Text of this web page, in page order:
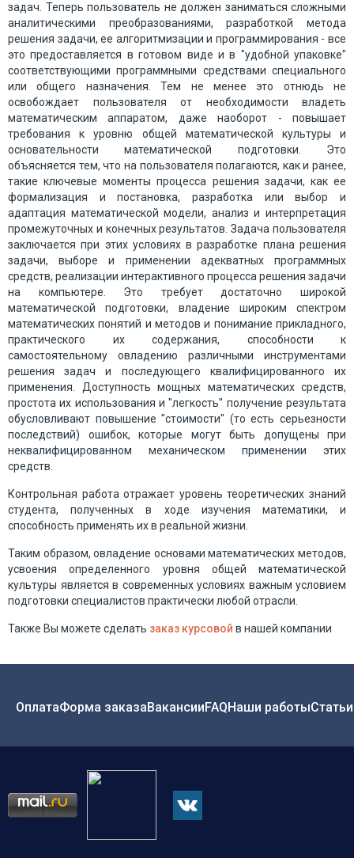
задач. Теперь пользователь не должен заниматься сложными
аналитическими преобразованиями, разработкой метода
решения задачи, ее алгоритмизации и программирования - все
это предоставляется в готовом виде и в "удобной упаковке"
соответствующими программными средствами специального
или общего назначения. Тем не менее это отнюдь не
освобождает пользователя от необходимости владеть
математическим аппаратом, даже наоборот - повышает
требования к уровню общей математической культуры и
основательности математической подготовки. Это
объясняется тем, что на пользователя полагаются, как и ранее,
такие ключевые моменты процесса решения задачи, как ее
формализация и постановка, разработка или выбор и
адаптация математической модели, анализ и интерпретация
промежуточных и конечных результатов. Задача пользователя
заключается при этих условиях в разработке плана решения
задачи, выборе и применении адекватных программных
средств, реализации интерактивного процесса решения задачи
на компьютере. Это требует достаточно широкой
математической подготовки, владение широким спектром
математических понятий и методов и понимание прикладного,
практического их содержания, способности к
самостоятельному овладению различными инструментами
решения задач и последующего квалифицированного их
применения. Доступность мощных математических средств,
простота их использования и "легкость" получение результата
обусловливают повышение "стоимости" (то есть серьезности
последствий) ошибок, которые могут быть допущены при
неквалифицированном механическом применении этих
средств.
Контрольная работа отражает уровень теоретических знаний
студента, полученных в ходе изучения математики, и
способность применять их в реальной жизни.
Таким образом, овладение основами математических методов,
усвоения определенного уровня общей математической
культуры является в современных условиях важным условием
подготовки специалистов практически любой отрасли.
Также Вы можете сделать заказ курсовой в нашей компании
ОплатаФорма заказаВакансииFAQНаши работыСтатьи